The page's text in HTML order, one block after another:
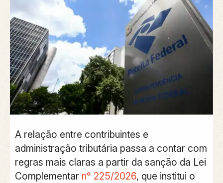
A relação entre contribuintes e
administração tributária passa a contar com
regras mais claras a partir da sanção da Lei
Complementar n° 225/2026, que institui o